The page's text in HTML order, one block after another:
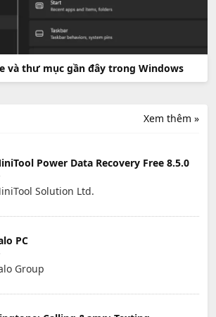
và thư mục gần đây trong Windows
Xem thêm »
Power Data Recovery Free 8.5.0
Solution Ltd.
PC
Group